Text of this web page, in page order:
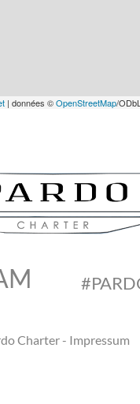
| données ©OpenStreetMap/
Charter - Impressum